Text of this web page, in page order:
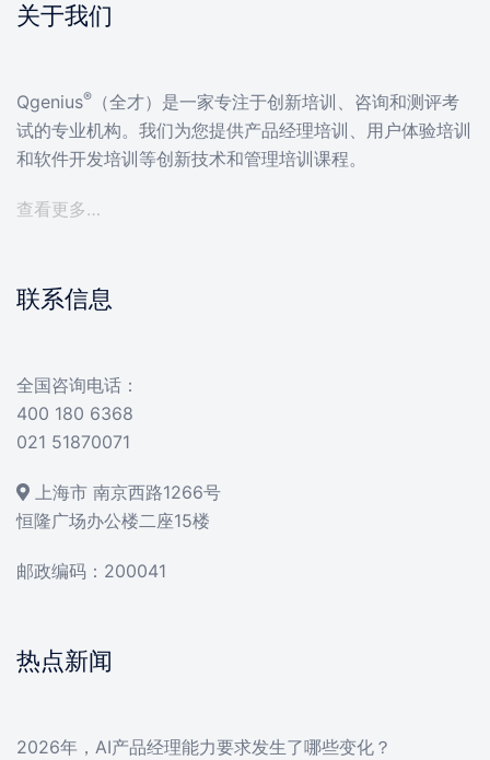
关于我们
Qgenius®
（全才）是一家专注于创新培训、咨询和测评考
试的专业机构。我们为您提供产品经理培训、用户体验培训
和软件开发培训等创新技术和管理培训课程。
查看更多…
联系信息
全国咨询电话：
400 180 6368
021 51870071
上海市 南京西路1266号
恒隆广场办公楼二座15楼
邮政编码：200041
热点新闻
2026年，AI产品经理能力要求发生了哪些变化？